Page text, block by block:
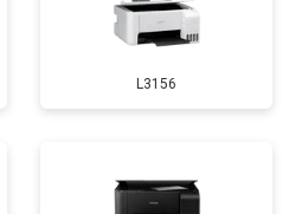
L3156